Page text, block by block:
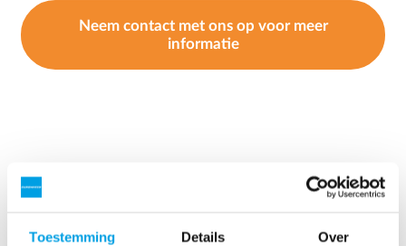
Toestemming Details Over
Neem contact met ons op voor meer
informatie